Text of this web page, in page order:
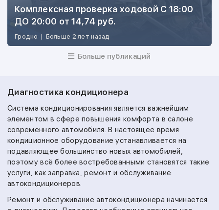
Комплексная проверка ходовой С 18:00
ДО 20:00 от 14,74 руб.
Гродно | Больше 2 лет назад
Больше публикаций
Диагностика кондиционера
Система кондиционирования является важнейшим
элементом в сфере повышения комфорта в салоне
современного автомобиля. В настоящее время
кондиционное оборудование устанавливается на
подавляющее большинство новых автомобилей,
поэтому всё более востребованными становятся такие
услуги, как заправка, ремонт и обслуживание
автокондиционеров.
Ремонт и обслуживание автокондиционера начинается